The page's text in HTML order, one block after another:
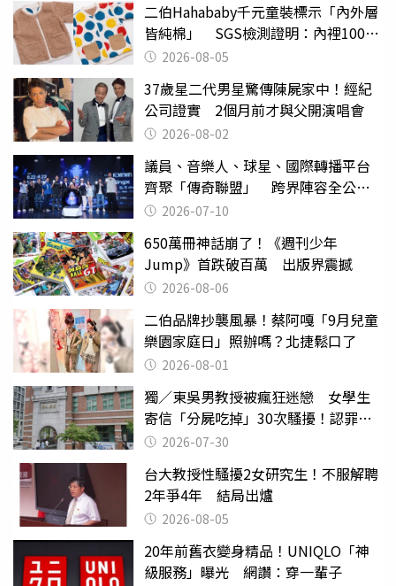
二伯Hahababy千元童裝標示「內外層
皆純棉」 SGS檢測證明：內裡100%
聚酯纖維
2026-08-05
37歲星二代男星驚傳陳屍家中！經紀
公司證實 2個月前才與父開演唱會
2026-08-02
議員、音樂人、球星、國際轉播平台
齊聚「傳奇聯盟」 跨界陣容全公
開 劍指亞洲新傳奇聯賽
2026-07-10
650萬冊神話崩了！《週刊少年
Jump》首跌破百萬 出版界震撼
2026-08-06
二伯品牌抄襲風暴！蔡阿嘎「9月兒童
樂園家庭日」照辦嗎？北捷鬆口了
2026-08-01
獨／東吳男教授被瘋狂迷戀 女學生
寄信「分屍吃掉」30次騷擾！認罪免
關 2026-07-30
台大教授性騷擾2女研究生！不服解聘
2年爭4年 結局出爐
2026-08-05
20年前舊衣變身精品！UNIQLO「神
級服務」曝光 網讚：穿一輩子